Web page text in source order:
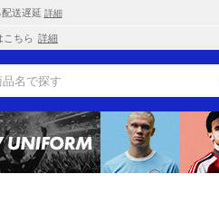
送遅延 詳細
こちら 詳細